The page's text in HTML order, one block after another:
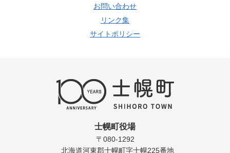
お問い合わせ
リンク集
サイトポリシー
士幌町役場
〒080-1292
北海道河東郡士幌町字士幌225番地